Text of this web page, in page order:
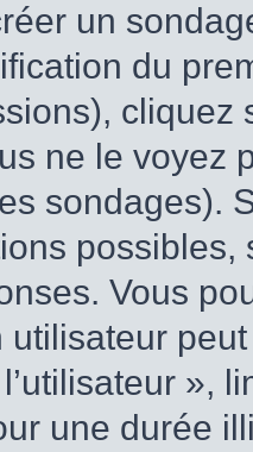
un
du
cliquez
ne le voyez
sondages).
Vous
utilisateur
»,
une durée